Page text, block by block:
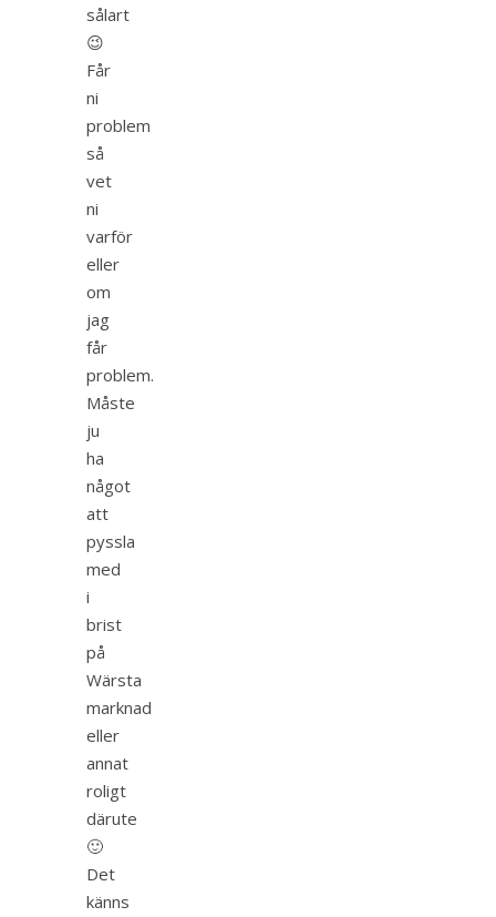
sålart
😉
Får
ni
problem
så
vet
ni
varför
eller
om
jag
får
problem.
Måste
ju
ha
något
att
pyssla
med
i
brist
på
Wärsta
marknad
eller
annat
roligt
därute
🙂
Det
känns